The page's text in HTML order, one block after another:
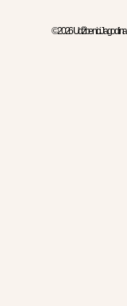
© 2026 Udžbenici Jagodina